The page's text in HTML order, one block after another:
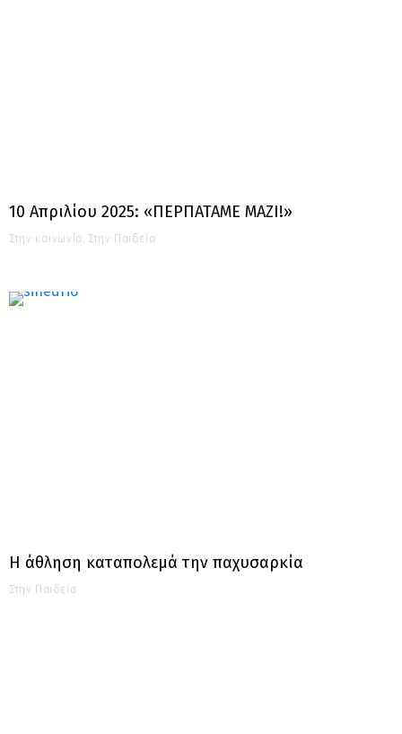
10 Απριλίου 2025: «ΠΕΡΠΑΤΑΜΕ ΜΑΖΙ!»
Στην κοινωνία, Στην Παιδεία
Η άθληση καταπολεμά την παχυσαρκία
Στην Παιδεία